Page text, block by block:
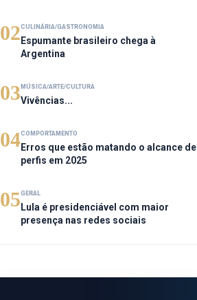
02CULINÁRIA/GASTRONOMIA
Espumante brasileiro chega à
Argentina
03 MÚSICA/ARTE/CULTURA
Vivências...
04COMPORTAMENTO
Erros que estão matando o alcance de
perfis em 2025
05GERAL
Lula é presidenciável com maior
presença nas redes sociais